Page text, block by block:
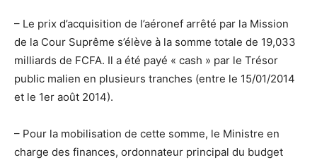
– Le prix d’acquisition de l’aéronef arrêté par la Mission
de la Cour Suprême s’élève à la somme totale de 19,033
milliards de FCFA. Il a été payé « cash » par le Trésor
public malien en plusieurs tranches (entre le 15/01/2014
et le 1er août 2014).
– Pour la mobilisation de cette somme, le Ministre en
charge des finances, ordonnateur principal du budget